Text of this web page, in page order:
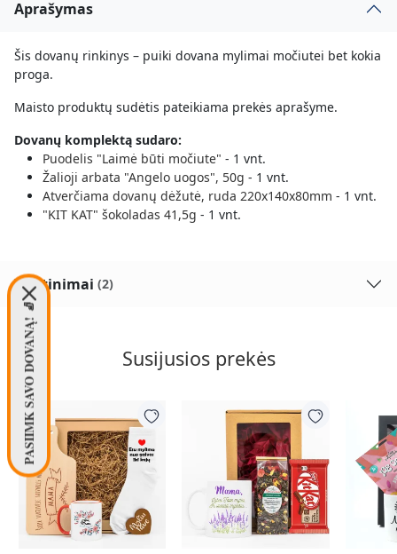
Aprašymas
Šis dovanų rinkinys – puiki dovana mylimai močiutei bet kokia
proga.
Maisto produktų sudėtis pateikiama prekės aprašyme.
Dovanų komplektą sudaro:
Puodelis "Laimė būti močiute" - 1 vnt.
Žalioji arbata "Angelo uogos", 50g - 1 vnt.
Atverčiama dovanų dėžutė, ruda 220x140x80mm - 1 vnt.
"KIT KAT" šokoladas 41,5g - 1 vnt.
Įvertinimai (2)
Susijusios prekės
PASIIMK SAVO DOVANĄ! 🧦